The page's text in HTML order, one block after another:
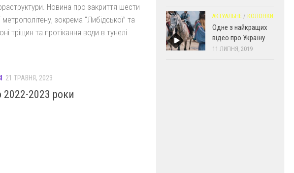
Новина про закриття шести
метрополітену, зокрема “Либідської” та
тріщин та протікання води в тунелі
21 ТРАВНЯ, 2023
2022-2023 роки
АКТУАЛЬНЕ / КОЛОНКИ
Одне з найкращих
відео про Україну
11 ЛИПНЯ, 2019